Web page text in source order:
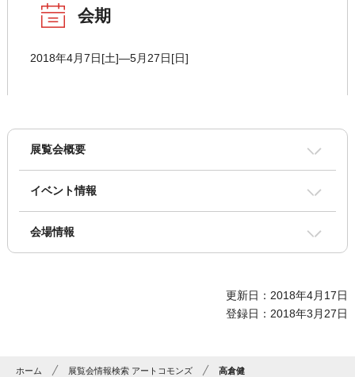
会期
2018年4月7日[土]―5月27日[日]
展覧会概要
イベント情報
会場情報
更新日：2018年4月17日
登録日：2018年3月27日
ホーム 展覧会情報検索 アートコモンズ 高倉健